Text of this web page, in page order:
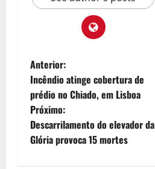
N
a
v
e
Anterior:
Incêndio atinge cobertura de
prédio no Chiado, em Lisboa
Próximo:
Descarrilamento do elevador da
Glória provoca 15 mortes